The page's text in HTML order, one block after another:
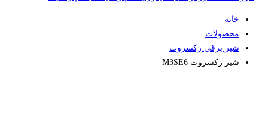
خانه
محصولات
شیر برقی رکسروت
شیر رکسروت M3SE6